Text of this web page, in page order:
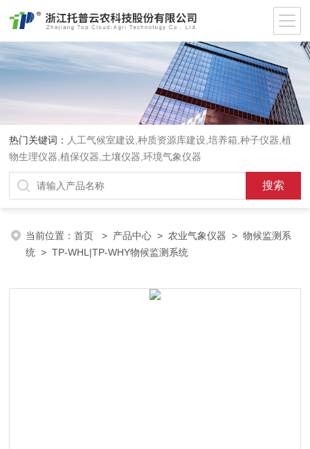
热门关键词： 人工气候室建设,种质资源库建设,培养箱,种子仪器,植
物生理仪器,植保仪器,土壤仪器,环境气象仪器
当前位置：首页 > 产品中心 > 农业气象仪器 >物候监测系
统 > TP-WHL|TP-WHY物候监测系统